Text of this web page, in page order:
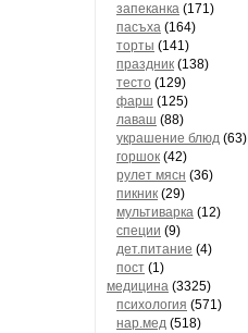
запеканка (171)
пасъха (164)
торты (141)
праздник (138)
тесто (129)
фарш (125)
лаваш (88)
украшение блюд (63)
горшок (42)
рулет мясн (36)
пикник (29)
мультиварка (12)
специи (9)
дет.питание (4)
пост (1)
медицина (3325)
психология (571)
нар.мед (518)